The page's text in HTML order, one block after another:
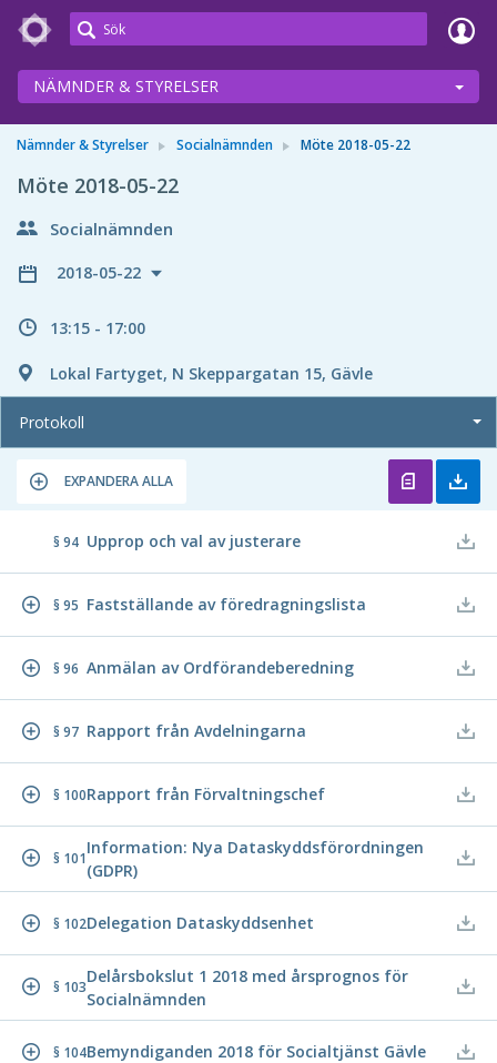
Meetings+
NÄMNDER & STYRELSER
Nämnder & Styrelser Socialnämnden Möte 2018-05-22
Möte 2018-05-22
Socialnämnden
2018-05-22
13:15 - 17:00
Lokal Fartyget, N Skeppargatan 15, Gävle
Protokoll
EXPANDERA ALLA
§ 94 Upprop och val av justerare
§ 95 Fastställande av föredragningslista
§ 96 Anmälan av Ordförandeberedning
§ 97 Rapport från Avdelningarna
§ 100Rapport från Förvaltningschef
§ 101
Information: Nya Dataskyddsförordningen
(GDPR)
§ 102Delegation Dataskyddsenhet
§ 103
Delårsbokslut 1 2018 med årsprognos för
Socialnämnden
§ 104Bemyndiganden 2018 för Socialtjänst Gävle